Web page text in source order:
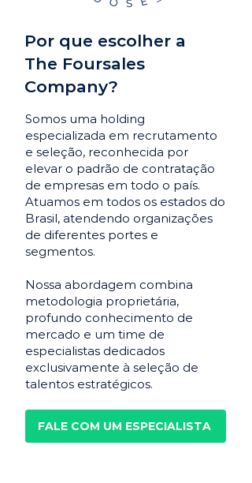
Por que escolher a
The Foursales
Company?
Somos uma holding
especializada em recrutamento
e seleção, reconhecida por
elevar o padrão de contratação
de empresas em todo o país.
Atuamos em todos os estados do
Brasil, atendendo organizações
de diferentes portes e
segmentos.
Nossa abordagem combina
metodologia proprietária,
profundo conhecimento de
mercado e um time de
especialistas dedicados
exclusivamente à seleção de
talentos estratégicos.
FALE COM UM ESPECIALISTA